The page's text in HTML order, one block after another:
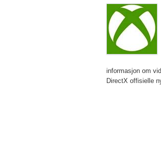
informasjon om
DirectX offisielle